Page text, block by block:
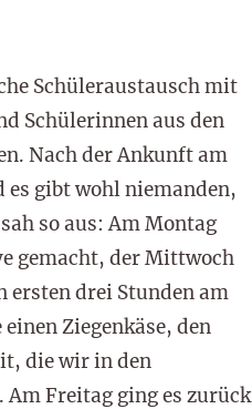
Schüleraustausch mit
Schülerinnen aus den
Nach der Ankunft am
gibt wohl niemanden,
so aus: Am Montag
gemacht, der Mittwoch
ersten drei Stunden am
Ziegenkäse, den
die wir in den
Freitag ging es zurück